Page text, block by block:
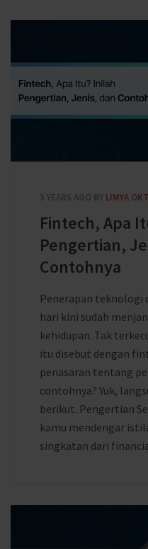
3 YEARS AGO BY LIMYA
Fintech, Apa
Pengertian,
Contohnya
Penerapan teknologi
hari kini sudah
kehidupan. Tak
itu disebut dengan
penasaran tentang
contohnya? Yuk,
berikut. Pengertian
kamu mendengar
singkatan dari